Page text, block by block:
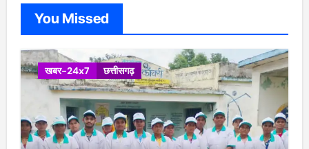
You Missed
खबर-24x7 छत्तीसगढ़